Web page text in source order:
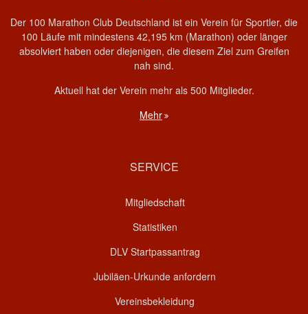
Der 100 Marathon Club Deutschland ist ein Verein für Sportler, die
100 Läufe mit mindestens 42,195 km (Marathon) oder länger
absolviert haben oder diejenigen, die diesem Ziel zum Greifen
nah sind.
Aktuell hat der Verein mehr als 500 Mitglieder.
Mehr
SERVICE
Mitgliedschaft
Statistiken
DLV Startpassantrag
Jubiläen-Urkunde anfordern
Vereinsbekleidung